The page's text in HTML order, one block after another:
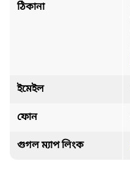
ঠিকানা
ইমেইল
ফোন
গুগল ম্যাপ লিংক